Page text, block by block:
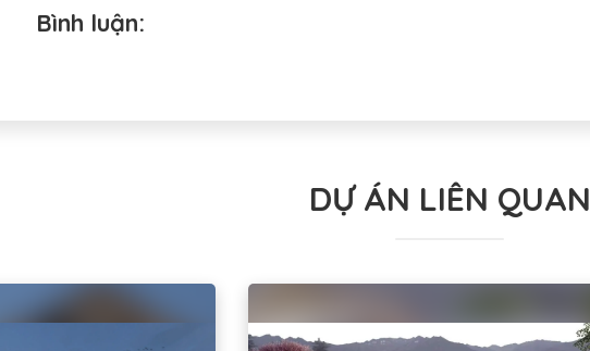
Bình luận:
DỰ ÁN LIÊN QUAN